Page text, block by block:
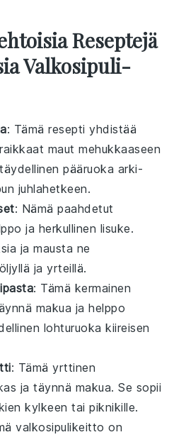
Reseptejä
Valkosipuli-
: Tämäresepti yhdistää
raikkaat maut mehukkaaseen
pääruoka arki-
juhlahetkeen.
: Nämäpaahdetut
ja herkullinen lisuke.
ja mausta ne
jayrteillä.
: Tämä kermainen
makua ja helppo
lohturuoka kiireisen
: Tämäyrttinen
ja täynnä makua. Se sopii
kylkeen taipiknikille.
valkosipulikeitto on